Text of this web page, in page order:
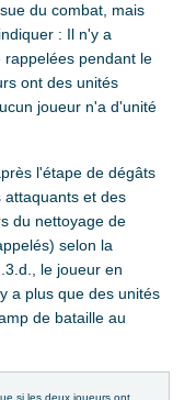
du combat, mais
: Il n'y a
pendant le
ont des unités
joueur n'a d'unité
l'étape de dégâts
et des
du nettoyage de
selon la
le joueur en
a plus que des unités
de bataille au